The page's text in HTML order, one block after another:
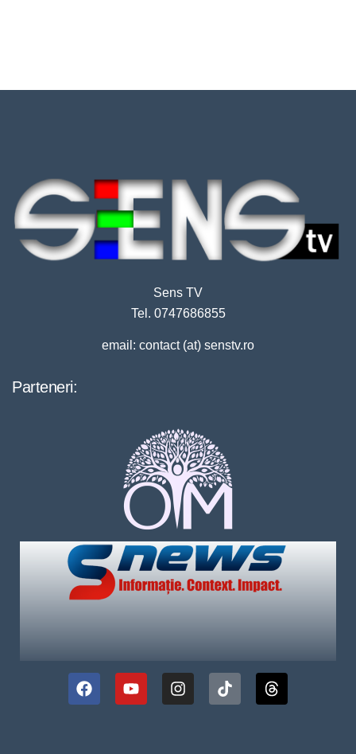
Sens TV
Tel. 0747686855
email: contact (at) senstv.ro
Parteneri: